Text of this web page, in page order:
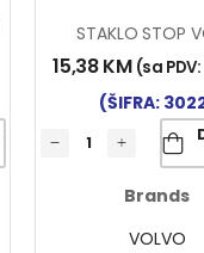
15,38KM (sa PDV:
(ŠIFRA:
Brands
VOLVO